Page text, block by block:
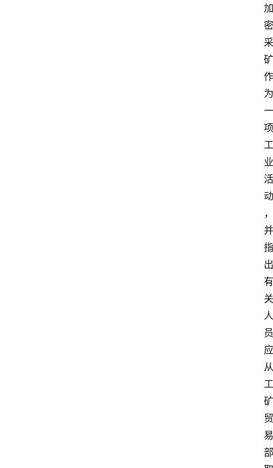
加
密
采
矿
作
为
一
项
工
业
活
动
，
并
指
出
有
关
人
员
应
从
工
矿
贸
易
部